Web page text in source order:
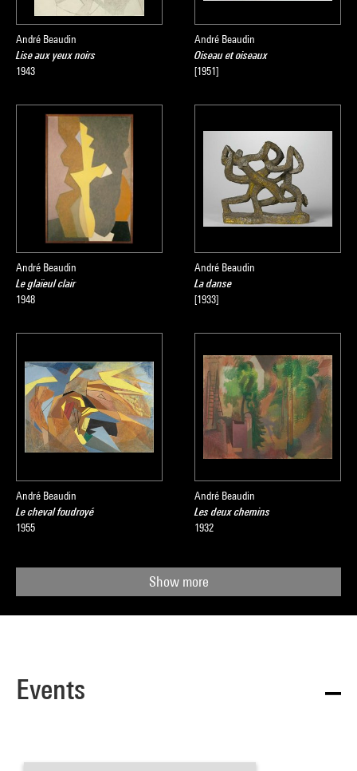
André Beaudin
Lise aux yeux noirs
1943
André Beaudin
Oiseau et oiseaux
[1951]
André Beaudin
Le glaïeul clair
1948
André Beaudin
La danse
[1933]
André Beaudin
Le cheval foudroyé
1955
André Beaudin
Les deux chemins
1932
Show more
Events